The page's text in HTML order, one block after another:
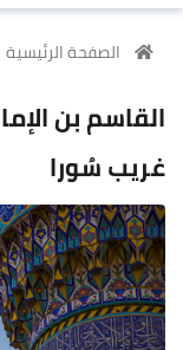
الصفحة الرئيسية
القاسم بن
غريب سُورا